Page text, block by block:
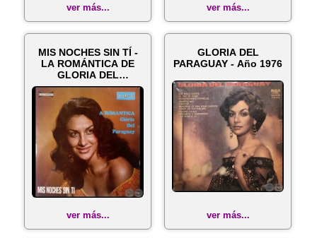
ver más... ver más...
MIS NOCHES SIN TÍ -
LA ROMÁNTICA DE
GLORIA DEL
PARAGUAY
ver más...
GLORIA DEL
PARAGUAY - Año 1976
ver más...